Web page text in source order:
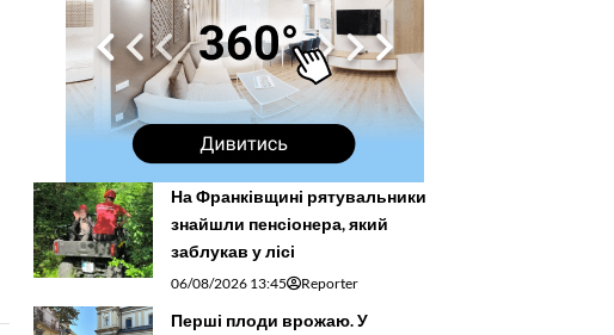
На Франківщині рятувальники
знайшли пенсіонера, який
заблукав у лісі
06/08/2026 13:45 Reporter
Перші плоди врожаю. У